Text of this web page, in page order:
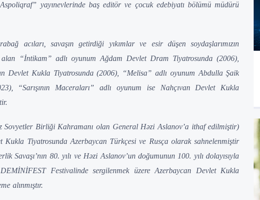
yayınevlerinde baş editör ve çocuk edebiyatı bölümü müdürü
acıları, savaşın getirdiği yıkımlar ve esir düşen soydaşlarımızın
alan “İntikam” adlı oyunum Ağdam Devlet Dram Tiyatrosunda (2006),
Devlet Kukla Tiyatrosunda (2006), “Melisa” adlı oyunum Abdulla Şaik
“Sarışının Maceraları” adlı oyunum ise Nahçıvan Devlet Kukla
Sovyetler Birliği Kahramanı olan General Həzi Aslanov’a ithaf edilmiştir)
Kukla Tiyatrosunda Azerbaycan Türkçesi ve Rusça olarak sahnelenmiştir
Savaşı’nın 80. yılı ve Həzi Aslanov’un doğumunun 100. yılı dolayısıyla
DEMİNİFEST Festivalinde sergilenmek üzere Azerbaycan Devlet Kukla
alınmıştır.